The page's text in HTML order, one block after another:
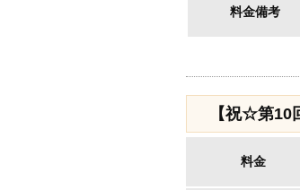
料金備考
【祝☆第10
料金